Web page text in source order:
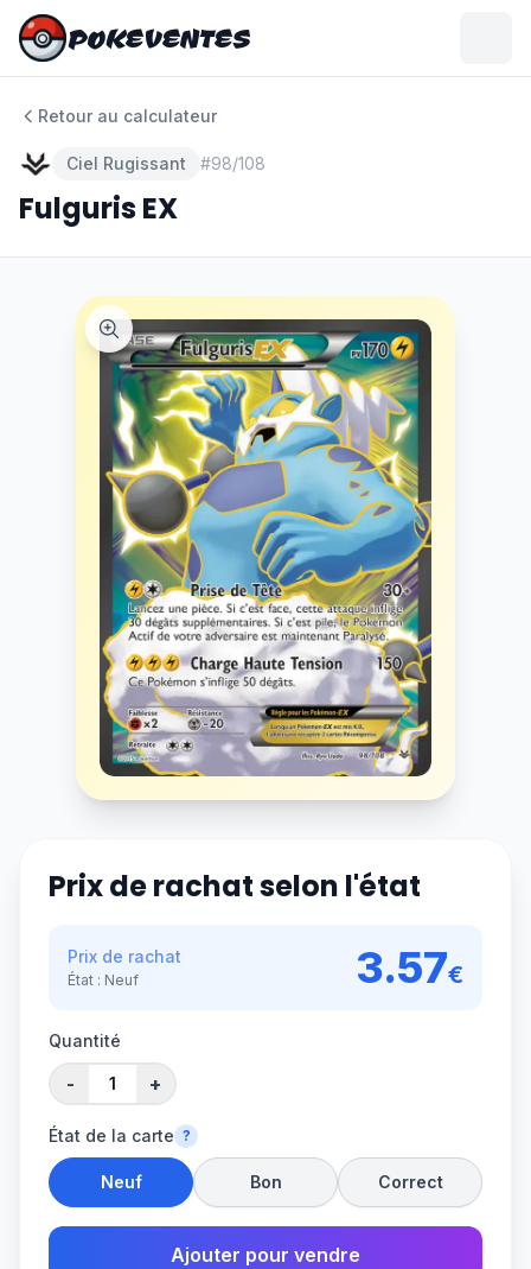
POKEVENTES
POKEVENTES
Retour au calculateur
Ciel Rugissant #98/108
Fulguris EX
Prix de rachat selon l'état
Prix de rachat
État : Neuf 3.57€
Quantité
- +
État de la carte ?
Neuf Bon Correct
Ajouter pour vendre